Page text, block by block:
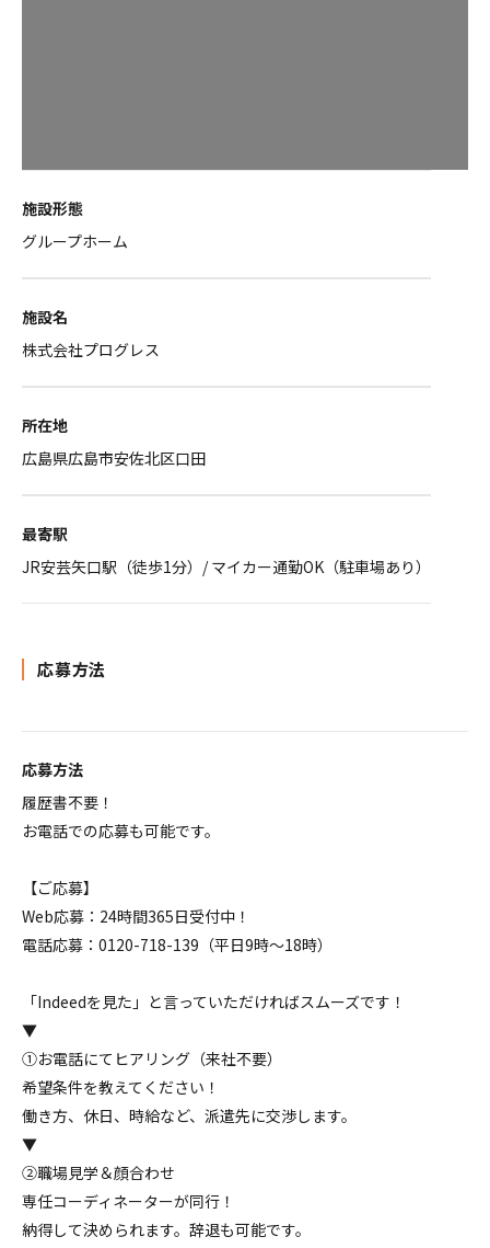
施設形態
グループホーム
施設名
株式会社プログレス
所在地
広島県広島市安佐北区口田
最寄駅
JR安芸矢口駅（徒歩1分）/ マイカー通勤OK（駐車場あり）
応募方法
応募方法
履歴書不要！
お電話での応募も可能です。
【ご応募】
Web応募：24時間365日受付中！
電話応募：0120-718-139（平日9時～18時）
「Indeedを見た」と言っていただければスムーズです！
▼
①お電話にてヒアリング（来社不要）
希望条件を教えてください！
働き方、休日、時給など、派遣先に交渉します。
▼
②職場見学＆顔合わせ
専任コーディネーターが同行！
納得して決められます。辞退も可能です。